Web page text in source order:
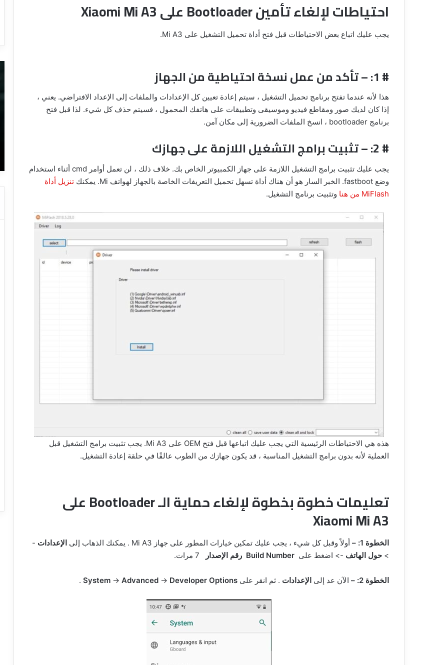
احتياطات لإلغاء تأمين Bootloader على Xiaomi Mi A3
يجب عليك اتباع بعض الاحتياطات قبل فتح أداة تحميل التشغيل على Mi A3.
# 1: – تأكد من عمل نسخة احتياطية من الجهاز
هذا لأنه عندما تفتح برنامج تحميل التشغيل ، سيتم إعادة تعيين كل الإعدادات والملفات إلى الإعداد الافتراضي. يعني ،
إذا كان لديك صور ومقاطع فيديو وموسيقى وتطبيقات على هاتفك المحمول ، فسيتم حذف كل شيء. لذا قبل فتح
برنامج bootloader ، انسخ الملفات الضرورية إلى مكان آمن.
# 2: – تثبيت برامج التشغيل اللازمة على جهازك
يجب عليك تثبيت برامج التشغيل اللازمة على جهاز الكمبيوتر الخاص بك. خلاف ذلك ، لن تعمل أوامر cmd أثناء استخدام
وضع fastboot. الخبر السار هو أن هناك أداة تسهل تحميل التعريفات الخاصة بالجهاز لهواتف Mi. يمكنك
تنزيل أداة
MiFlash من هنا
وتثبيت برنامج التشغيل.
هذه هي الاحتياطات الرئيسية التي يجب عليك اتباعها قبل فتح OEM على Mi A3. يجب تثبيت برامج التشغيل قبل
العملية لأنه بدون برامج التشغيل المناسبة ، قد يكون جهازك من الطوب عالقًا في حلقة إعادة التشغيل.
تعليمات خطوة بخطوة لإلغاء حماية الـ Bootloader على
Xiaomi Mi A3
الخطوة 1: – أولاً وقبل كل شيء ، يجب عليك تمكين خيارات المطور على جهاز Mi A3 . يمكنك الذهاب إلى الإعدادات -
> حول الهاتف -> اضغط على Build Number رقم الإصدار
الخطوة 2: – الآن عد إلى الإعدادات . ثم انقر على System -> Advanced -> Developer Options
.
إصلاح
زيادة
جودة
الصور
القديمة
السيئة
طريقة
وبدون
مجهود
طريقة إصلاح و زيادة جودة الصور القديمة و
السيئة باسهل طريقة وبدون مجهود
عن
شخص
على
مع
إلغاء
تتبعك
إبحث عن أي شخص على الإنترنت بصورته
فقط مع طريقة إلغاء تتبعك